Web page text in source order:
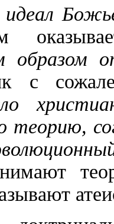
идеал
образом
с
теорию,